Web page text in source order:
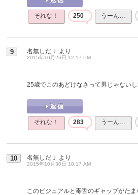
それな！ 250 うーん…
9 名無しだＪ より
2015年10月26日 12:17 PM
25歳でこのあどけなさって男じゃないし
それな！ 283 うーん…
10 名無しだＪ より
2015年10月30日 10:17 AM
このビジュアルと毒舌のギャップがたま